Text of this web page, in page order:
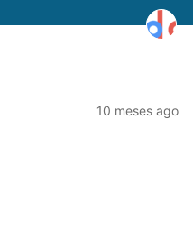
10 meses ago